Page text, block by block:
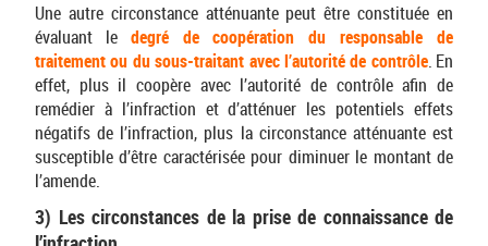
Une autre circonstance atténuante peut être constituée en
évaluant le degré de coopération du responsable de
traitement ou du sous-traitant avec l’autorité de contrôle. En
effet, plus il coopère avec l’autorité de contrôle afin de
remédier à l’infraction et d’atténuer les potentiels effets
négatifs de l’infraction, plus la circonstance atténuante est
susceptible d’être caractérisée pour diminuer le montant de
l’amende.
3) Les circonstances de la prise de connaissance de